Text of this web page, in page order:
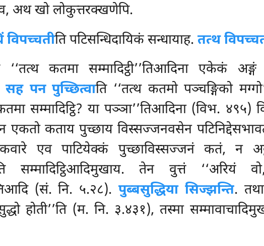
अथ खो लोकुत्तरक्खणेपि.
विपच्चतीति पटिसन्धिदायिकं सन्धायाह.तत्थ
‘‘तत्थ कतमा सम्मादिट्ठी’’तिआदिना एकेकं
सह पन पुच्छित्वाति ‘‘तत्थ कतमो पञ्चङ्गिको
सम्मादिट्ठि? या पञ्ञा’’तिआदिना (विभ.
एकतो कताय पुच्छाय विस्सज्जनवसेन
एव पाटियेक्कं पुच्छाविस्सज्जनं कतं, न
सम्मादिट्ठिआदिमुखाय. तेन वुत्तं ‘‘अरियं
(सं. नि. ५.२८).पुब्बसुद्धिया सिज्झन्ति.
होती’’ति (म. नि. ३.४३१), तस्मा